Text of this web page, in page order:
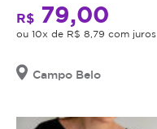
R$ 79,00
ou 10x de R$ 8,79 com juros
Campo Belo